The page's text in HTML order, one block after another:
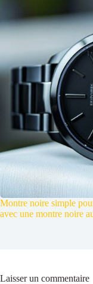
Montre noire simple
avec une montre noire
Laisser un commentaire